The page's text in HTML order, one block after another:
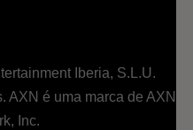
Iberia, S.L.U.
AXN é uma marca de AXN
Inc.